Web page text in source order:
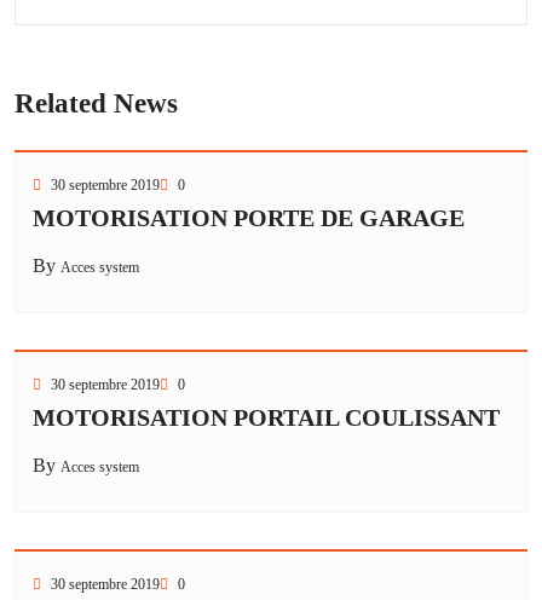
Related News
30 septembre 2019 0
MOTORISATION PORTE DE GARAGE
By Acces system
30 septembre 2019 0
MOTORISATION PORTAIL COULISSANT
By Acces system
30 septembre 2019 0